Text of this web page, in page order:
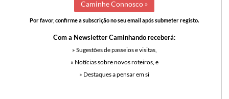
Por favor, confirme a subscrição no seu email após submeter registo.
Com a Newsletter Caminhando receberá:
» Sugestões de passeios e visitas,
» Notícias sobre novos roteiros, e
» Destaques a pensar em si